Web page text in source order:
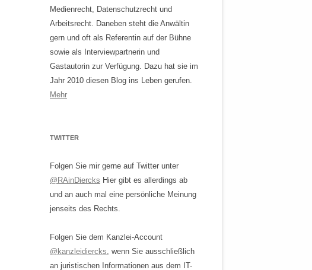
Medienrecht, Datenschutzrecht und
Arbeitsrecht. Daneben steht die Anwältin
gern und oft als Referentin auf der Bühne
sowie als Interviewpartnerin und
Gastautorin zur Verfügung. Dazu hat sie im
Jahr 2010 diesen Blog ins Leben gerufen.
Mehr
TWITTER
Folgen Sie mir gerne auf Twitter unter
@RAinDiercks Hier gibt es allerdings ab
und an auch mal eine persönliche Meinung
jenseits des Rechts.
Folgen Sie dem Kanzlei-Account
@kanzleidiercks, wenn Sie ausschließlich
an juristischen Informationen aus dem IT-